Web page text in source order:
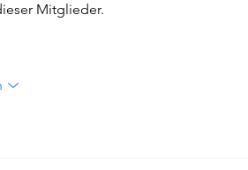
Mitglieder.